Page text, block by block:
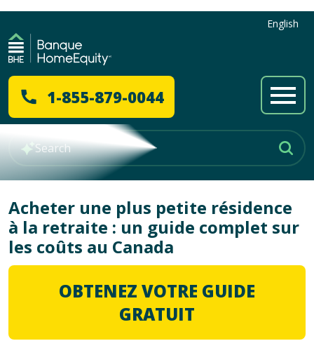
English
1-855-879-0044
Acheter une plus petite résidence
à la retraite : un guide complet sur
les coûts au Canada
OBTENEZ VOTRE GUIDE
GRATUIT